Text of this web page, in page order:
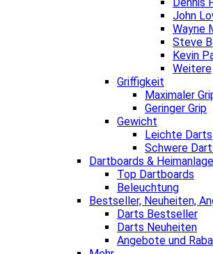
John
Wayne
Steve
Kevin
Weitere
Griffigkeit
Maximaler
Geringer Grip
Gewicht
Leichte Darts
Schwere
Dartboards &
Top Dartboards
Beleuchtung
Bestseller, Neuheiten,
Darts Bestseller
Darts Neuheiten
Angebote und